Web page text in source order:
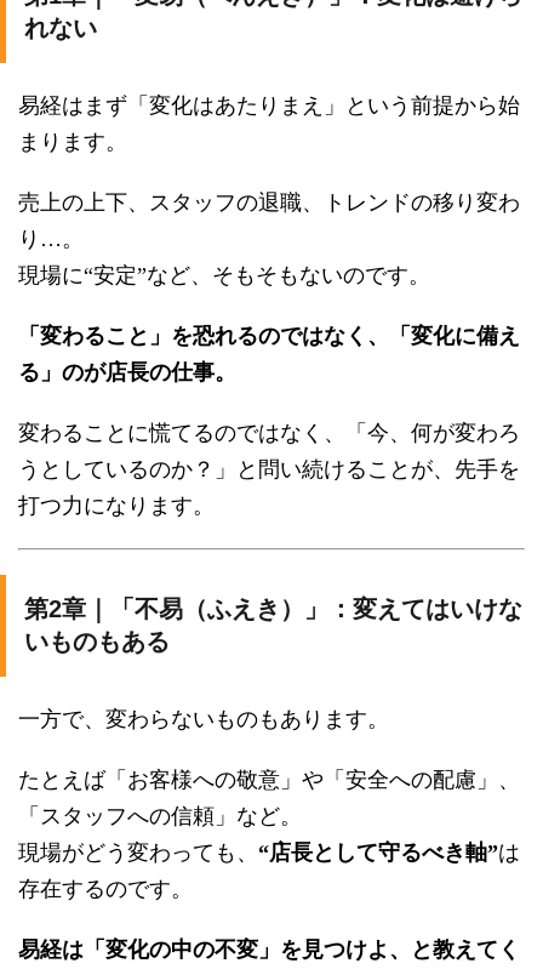
れない
易経はまず「変化はあたりまえ」という前提から始
まります。
売上の上下、スタッフの退職、トレンドの移り変わ
り…。
現場に“安定”など、そもそもないのです。
「変わること」を恐れるのではなく、「変化に備え
る」のが店長の仕事。
変わることに慌てるのではなく、「今、何が変わろ
うとしているのか？」と問い続けることが、先手を
打つ力になります。
第2章｜「不易（ふえき）」：変えてはいけな
いものもある
一方で、変わらないものもあります。
たとえば「お客様への敬意」や「安全への配慮」、
「スタッフへの信頼」など。
現場がどう変わっても、 “店長として守るべき軸”は
存在するのです。
易経は「変化の中の不変」を見つけよ、と教えてく